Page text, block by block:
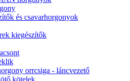
és csavarhorgonyok
kiegészítők
orrcsiga - láncvezető